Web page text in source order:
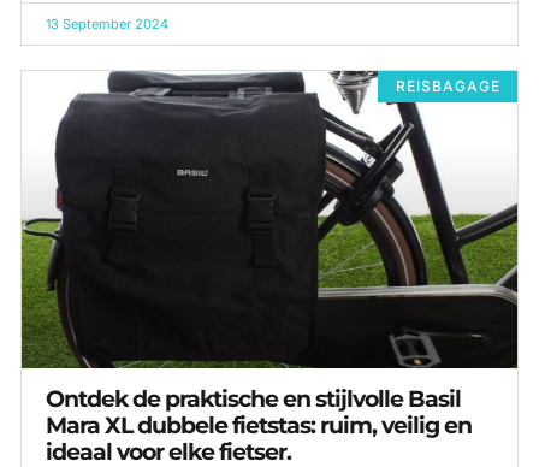
13 September 2024
REISBAGAGE
Ontdek de praktische en stijlvolle Basil
Mara XL dubbele fietstas: ruim, veilig en
ideaal voor elke fietser.